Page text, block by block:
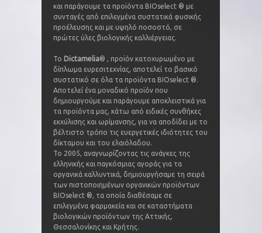
και παράγουμε τα προϊόντα BIOselect ® με
συνταγές από επιλεγμένα συστατικά φυσικής
προέλευσης και με υψηλό ποσοστό, σε
πρώτες ύλες βιολογικής καλλιέργειας.
To Dictamelia® , προϊόν κατοχυρωμένο με
δίπλωμα ευρεσιτεχνίας, αποτελεί το βασικό
συστατικό σε όλα τα προϊόντα BIOselect ®.
Αποτελεί ένα μοναδικό προϊόν που
δημιουργούμε και παράγουμε αποκλειστικά για
τα προϊόντα μας, κάτω από ειδικές συνθήκες
εκχύλισης και ωρίμανσης, για να αποδίδει με το
βέλτιστο τρόπο τις ευεργετικές ιδιότητες του
δίκταμου και του ελαιόλαδου.
Το 2005, αναγνωρίζοντας τις ανάγκες της
ελληνικής και παγκόσμιας αγοράς για τα
οργανικά καλλυντικά, δημιουργήσαμε τη σειρά
των πιστοποιημένων οργανικών προϊόντων
BIOselect ®, τα οποία διαθέσαμε σε
επιλεγμένα φαρμακεία και σε καταστήματα
βιολογικών προϊόντων της Αττικής,
Θεσσαλονίκης και Κρήτης.